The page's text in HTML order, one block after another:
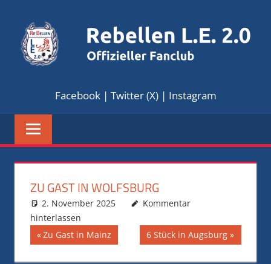
Inhalt
springen
REBELLEN
2.0
Facebook| Twitter (X) | Instagram
ZU GAST IN WOLFSBURG
2. November 2025 Florian Land
Saison 2025/2026
Kommentar
hinterlassen
Beitragsnavigation
Vorheriger
Beitrag:
Zu Gast in Mainz
Nächster
Beitrag:
6 Stück in Augsburg